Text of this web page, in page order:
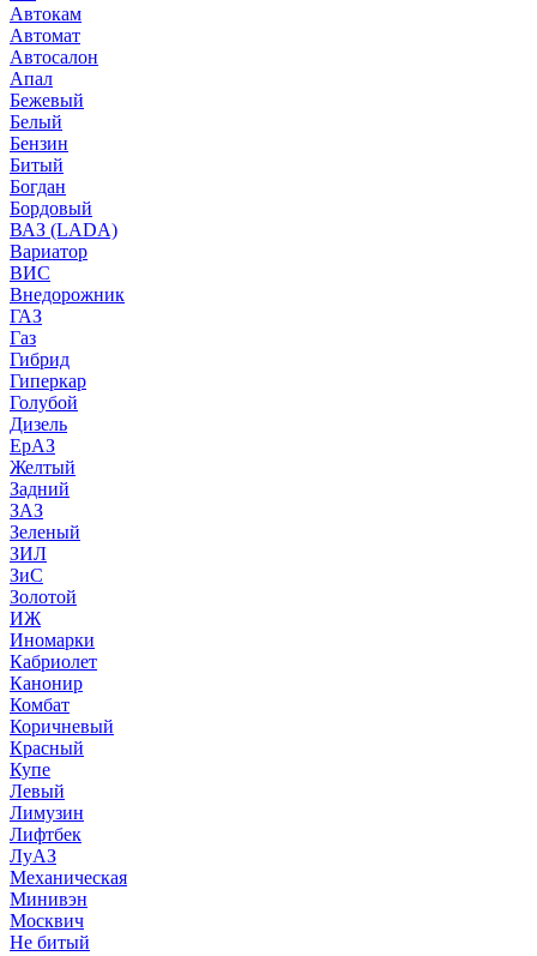
Автокам
Автомат
Автосалон
Апал
Бежевый
Белый
Бензин
Битый
Богдан
Бордовый
ВАЗ (LADA)
Вариатор
ВИС
Внедорожник
ГАЗ
Газ
Гибрид
Гиперкар
Голубой
Дизель
ЕрАЗ
Желтый
Задний
ЗАЗ
Зеленый
ЗИЛ
ЗиС
Золотой
ИЖ
Иномарки
Кабриолет
Канонир
Комбат
Коричневый
Красный
Купе
Левый
Лимузин
Лифтбек
ЛуАЗ
Механическая
Минивэн
Москвич
Не битый